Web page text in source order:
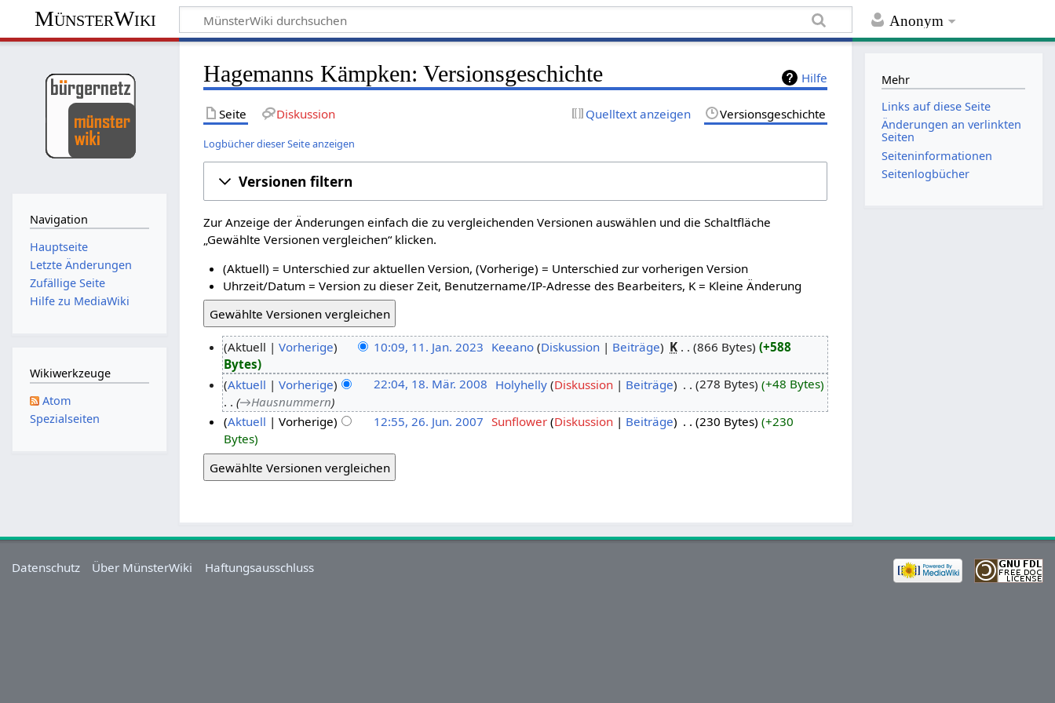
Anonym
MünsterWiki
Hilfe
Hagemanns Kämpken: Versionsgeschichte
Seite Diskussion Quelltext anzeigen Versionsgeschichte
Logbücher dieser Seite anzeigen
Versionen filtern
Zur Anzeige der Änderungen einfach die zu vergleichenden Versionen auswählen und die Schaltfläche
„Gewählte Versionen vergleichen“ klicken.
(Aktuell) = Unterschied zur aktuellen Version, (Vorherige) = Unterschied zur vorherigen Version
Uhrzeit/Datum = Version zu dieser Zeit, Benutzername/IP-Adresse des Bearbeiters, K = Kleine Änderung
Aktuell Vorherige 10:09, 11. Jan. 2023 Keeano Diskussion Beiträge K 866 Bytes
+588
Bytes
Aktuell
Vorherige 22:04, 18. Mär. 2008 Holyhelly Diskussion Beiträge 278 Bytes
+48 Bytes
→‎Hausnummern
Aktuell
Vorherige 12:55, 26. Jun. 2007 Sunflower Diskussion Beiträge 230 Bytes
+230
Bytes
Navigation
Hauptseite
Letzte Änderungen
Zufällige Seite
Hilfe zu MediaWiki
Wikiwerkzeuge
Atom
Spezialseiten
Mehr
Links auf diese Seite
Änderungen an verlinkten
Seiten
Seiten­informationen
Seitenlogbücher
Datenschutz Über MünsterWiki Haftungsausschluss